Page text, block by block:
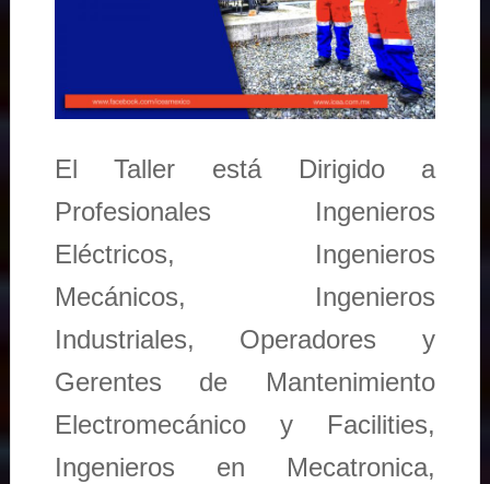
El Taller está Dirigido a
Profesionales Ingenieros
Eléctricos, Ingenieros
Mecánicos, Ingenieros
Industriales, Operadores y
Gerentes de Mantenimiento
Electromecánico y Facilities,
Ingenieros en Mecatronica,